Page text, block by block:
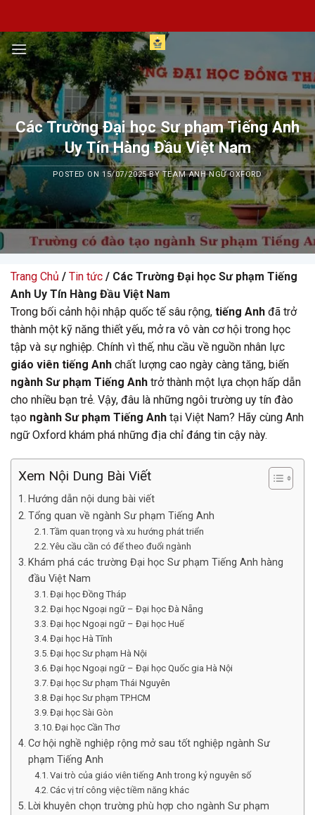
content
Các Trường Đại học Sư phạm Tiếng Anh
Uy Tín Hàng Đầu Việt Nam
POSTED ON15/07/2025BYTEAM ANH NGỮ OXFORD
Trang Chủ / Tin tức / Các Trường Đại học Sư phạm Tiếng
Anh Uy Tín Hàng Đầu Việt Nam
Trong bối cảnh hội nhập quốc tế sâu rộng, tiếng Anh đã trở
thành một kỹ năng thiết yếu, mở ra vô vàn cơ hội trong học
tập và sự nghiệp. Chính vì thế, nhu cầu về nguồn nhân lực
giáo viên tiếng Anh chất lượng cao ngày càng tăng, biến
ngành Sư phạm Tiếng Anh trở thành một lựa chọn hấp dẫn
cho nhiều bạn trẻ. Vậy, đâu là những ngôi trường uy tín đào
tạo ngành Sư phạm Tiếng Anh tại Việt Nam? Hãy cùng Anh
ngữ Oxford khám phá những địa chỉ đáng tin cậy này.
Xem Nội Dung Bài Viết
Hướng dẫn nội dung bài viết
Tổng quan về ngành Sư phạm Tiếng Anh
Tầm quan trọng và xu hướng phát triển
Yêu cầu cần có để theo đuổi ngành
Khám phá các trường Đại học Sư phạm Tiếng Anh hàng
đầu Việt Nam
Đại học Đồng Tháp
Đại học Ngoại ngữ – Đại học Đà Nẵng
Đại học Ngoại ngữ – Đại học Huế
Đại học Hà Tĩnh
Đại học Sư phạm Hà Nội
Đại học Ngoại ngữ – Đại học Quốc gia Hà Nội
Đại học Sư phạm Thái Nguyên
Đại học Sư phạm TP.HCM
Đại học Sài Gòn
Đại học Cần Thơ
Cơ hội nghề nghiệp rộng mở sau tốt nghiệp ngành Sư
phạm Tiếng Anh
Vai trò của giáo viên tiếng Anh trong kỷ nguyên số
Các vị trí công việc tiềm năng khác
Lời khuyên chọn trường phù hợp cho ngành Sư phạm